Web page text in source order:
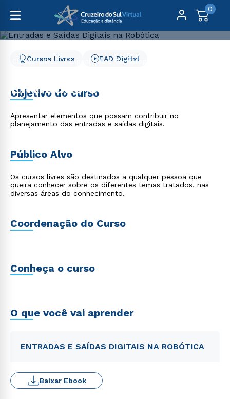
0
Cursos Livres
Engenharia e Tecnologia
Entradas e Saídas
Digitais na Robótica
Cursos Livres EAD Digital
Objetivo do curso
Apresentar elementos que possam contribuir no
planejamento das entradas e saídas digitais.
Público Alvo
Os cursos livres são destinados a qualquer pessoa que
queira conhecer sobre os diferentes temas tratados, nas
diversas áreas do conhecimento.
Coordenação do Curso
Conheça o curso
O que você vai aprender
ENTRADAS E SAÍDAS DIGITAIS NA ROBÓTICA
Baixar Ebook